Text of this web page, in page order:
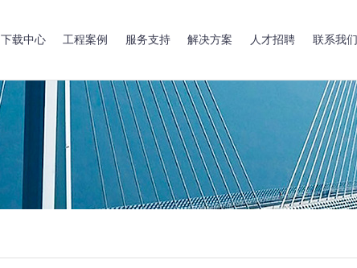
下载中心 工程案例 服务支持 解决方案 人才招聘 联系我们